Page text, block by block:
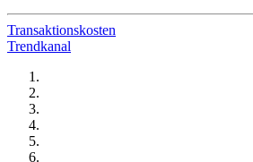
Transaktionskosten
Trendkanal